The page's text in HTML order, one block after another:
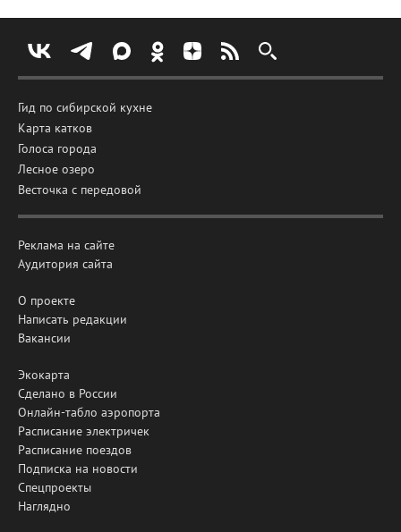
Гид по сибирской кухне
Карта катков
Голоса города
Лесное озеро
Весточка с передовой
Реклама на сайте
Аудитория сайта
О проекте
Написать редакции
Вакансии
Экокарта
Сделано в России
Онлайн-табло аэропорта
Расписание электричек
Расписание поездов
Подписка на новости
Спецпроекты
Наглядно